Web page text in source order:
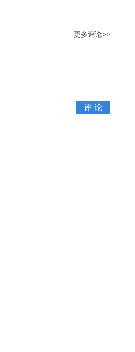
更多评论>>
评论